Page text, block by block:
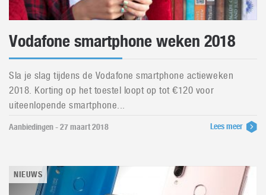
Vodafone smartphone weken 2018
Sla je slag tijdens de Vodafone smartphone actieweken
2018. Korting op het toestel loopt op tot €120 voor
uiteenlopende smartphone...
Aanbiedingen - 27 maart 2018 Lees meer
NIEUWS